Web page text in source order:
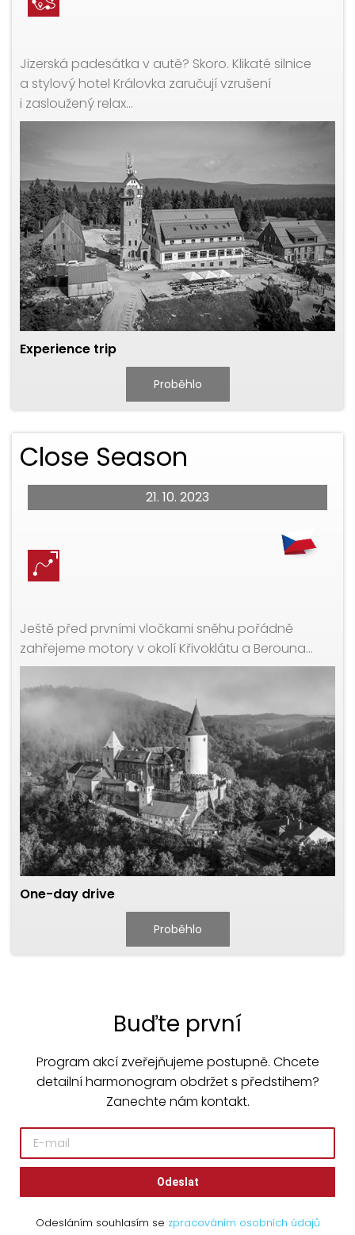
Jizerská padesátka v autě? Skoro. Klikaté silnice
a stylový hotel Královka zaručují vzrušení
i zasloužený relax…
Experience trip
Proběhlo
Close Season
21. 10. 2023
Ještě před prvními vločkami sněhu pořádně
zahřejeme motory v okolí Křivoklátu a Berouna…
One-day drive
Proběhlo
Buďte první
Program akcí zveřejňujeme postupně. Chcete
detailní harmonogram obdržet s předstihem?
Zanechte nám kontakt.
Odeslat
Odesláním souhlasím se zpracováním osobních údajů